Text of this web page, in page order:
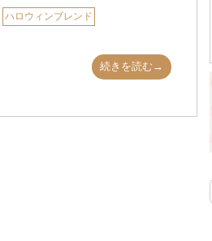
ハロウィンブレンド
続きを読む→